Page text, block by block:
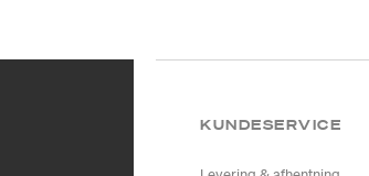
KUNDESERVICE